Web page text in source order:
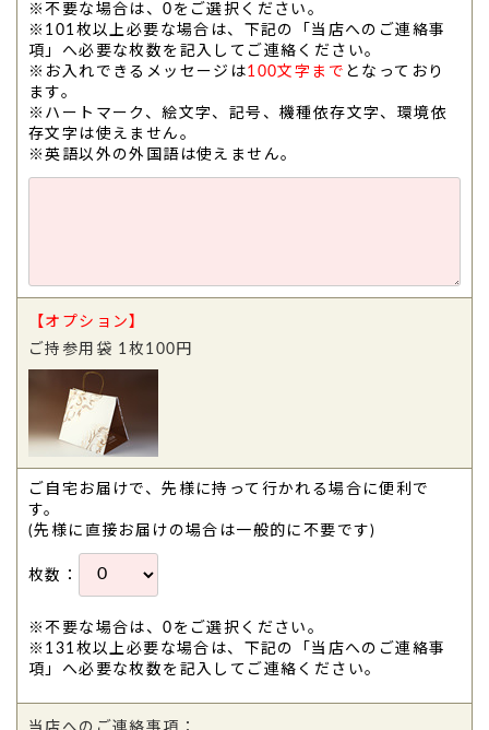
※不要な場合は、0をご選択ください。
※101枚以上必要な場合は、下記の「当店へのご連絡事
項」へ必要な枚数を記入してご連絡ください。
※お入れできるメッセージは100文字まで となっており
ます。
※ハートマーク、絵文字、記号、機種依存文字、環境依
存文字は使えません。
※英語以外の外国語は使えません。
【オプション】
ご持参用袋 1枚100円
ご自宅お届けで、先様に持って行かれる場合に便利で
す。
(先様に直接お届けの場合は一般的に不要です)
枚数：
※不要な場合は、0をご選択ください。
※131枚以上必要な場合は、下記の「当店へのご連絡事
項」へ必要な枚数を記入してご連絡ください。